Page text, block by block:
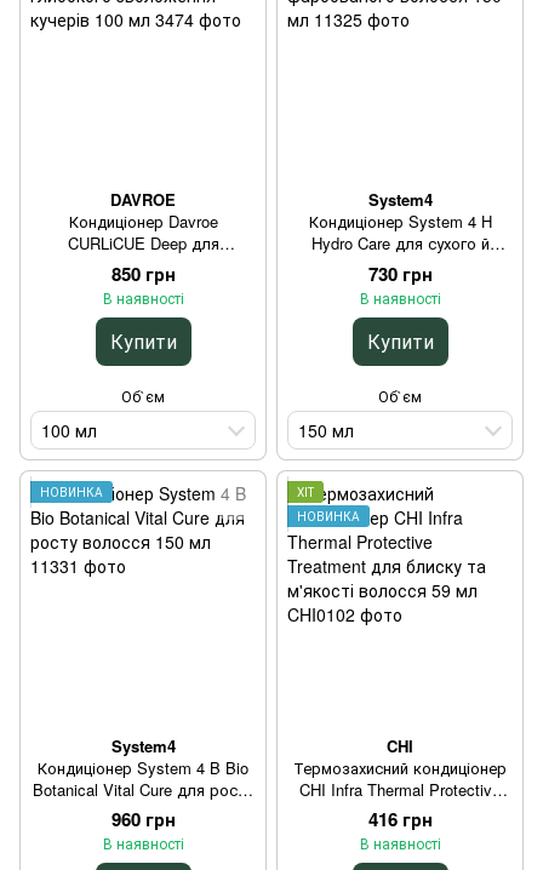
DAVROE
Кондиціонер Davroe
CURLiCUE Deep для
глибокого зволоження
кучерів 100 мл
850 грн
В наявності
Купити
Об`єм
100 мл
System4
Кондиціонер System 4 H
Hydro Care для сухого й
фарбованого волосся 150 мл
730 грн
В наявності
Купити
Об`єм
150 мл
НОВИНКА
System4
Кондиціонер System 4 B Bio
Botanical Vital Cure для росту
волосся 150 мл
960 грн
В наявності
ХІТ
НОВИНКА
CHI
Термозахисний кондиціонер
CHI Infra Thermal Protective
Treatment для блиску та
м'якості волосся 59 мл
416 грн
В наявності